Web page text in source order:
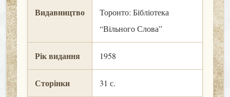
Видавництво
Торонто: Бібліотека
“Вільного Слова”
Рік видання 1958
Сторінки 31 с.